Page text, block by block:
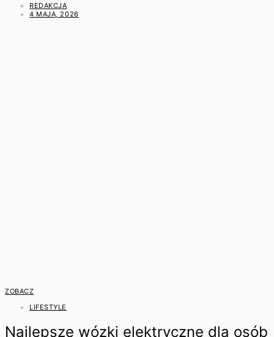
REDAKCJA
4 MAJA, 2026
ZOBACZ
LIFESTYLE
Najlepsze wózki elektryczne dla osób